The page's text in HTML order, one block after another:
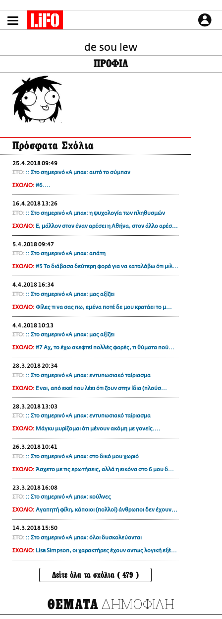
το
περιεχόμενο
LIFO SHOP
NEWSLETTER
ΜΙΚΡΟΠΡΑΓΜΑΤΑ
THE GOOD LIFO
LIFOLAND
CITY GUIDE
ΑΜΠΑ
PRINT
CULTURE
ΤΡΟΠΟΣ ΖΩΗΣ
PODCASTS
Plus
de sou lew
ΠΡΟΦΙΛ
Πρόσφατα Σχόλια
25.4.2018 09:49
ΣΤΟ: :: Στο σημερινό «Α μπα»: αυτό το σύμπαν
ΣΧΟΛΙΟ: #6....
16.4.2018 13:26
ΣΤΟ: :: Στο σημερινό «Α μπα»: η ψυχολογία των πληθυσμών
ΣΧΟΛΙΟ: Ε, μάλλον στον έναν αρέσει η Αθήνα, στον άλλο αρέσ...
5.4.2018 09:47
ΣΤΟ: :: Στο σημερινό «Α μπα»: απάτη
ΣΧΟΛΙΟ: #5 Το διάβασα δεύτερη φορά για να καταλάβω ότι μιλ...
4.4.2018 16:34
ΣΤΟ: :: Στο σημερινό «Α μπα»: μας αξίζει
ΣΧΟΛΙΟ: Φίλες τι να σας πω, εμένα ποτέ δε μου κρατάει το μ...
4.4.2018 10:13
ΣΤΟ: :: Στο σημερινό «Α μπα»: μας αξίζει
ΣΧΟΛΙΟ: #7 Αχ, το έχω σκεφτεί πολλές φορές, τι θύματα πού...
28.3.2018 20:34
ΣΤΟ: :: Στο σημερινό «Α μπα»: εντυπωσιακό ταίριασμα
ΣΧΟΛΙΟ: Ε ναι, από εκεί που λέει ότι ζουν στην ίδια (πλούσ...
28.3.2018 13:03
ΣΤΟ: :: Στο σημερινό «Α μπα»: εντυπωσιακό ταίριασμα
ΣΧΟΛΙΟ: Μάγκυ μυρίζομαι ότι μένουν ακόμη με γονείς....
26.3.2018 10:41
ΣΤΟ: :: Στο σημερινό «Α μπα»: στο δικό μου χωριό
ΣΧΟΛΙΟ: Άσχετο με τις ερωτήσεις, αλλά η εικόνα στο 6 μου δ...
23.3.2018 16:08
ΣΤΟ: :: Στο σημερινό «Α μπα»: κούλνες
ΣΧΟΛΙΟ: Αγαπητή φίλη, κάποιοι (πολλοί) άνθρωποι δεν έχουν...
14.3.2018 15:50
ΣΤΟ: :: Στο σημερινό «Α μπα»: όλοι δυσκολεύονται
ΣΧΟΛΙΟ: Lisa Simpson, οι χαρακτήρες έχουν οντως λογική εξέ...
Δείτε όλα τα σχόλια ( 479 )
ΘΕΜΑΤΑ ΔΗΜΟΦΙΛΗ